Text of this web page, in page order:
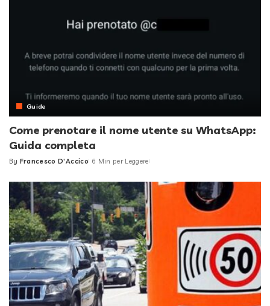
Guide
Come prenotare il nome utente su WhatsApp:
Guida completa
Posted
By Francesco D'Accico 6 Min per Leggere